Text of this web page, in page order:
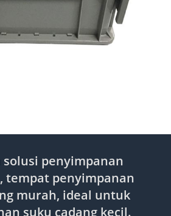
solusi penyimpanan
tempat penyimpanan
murah, ideal untuk
suku cadang kecil.